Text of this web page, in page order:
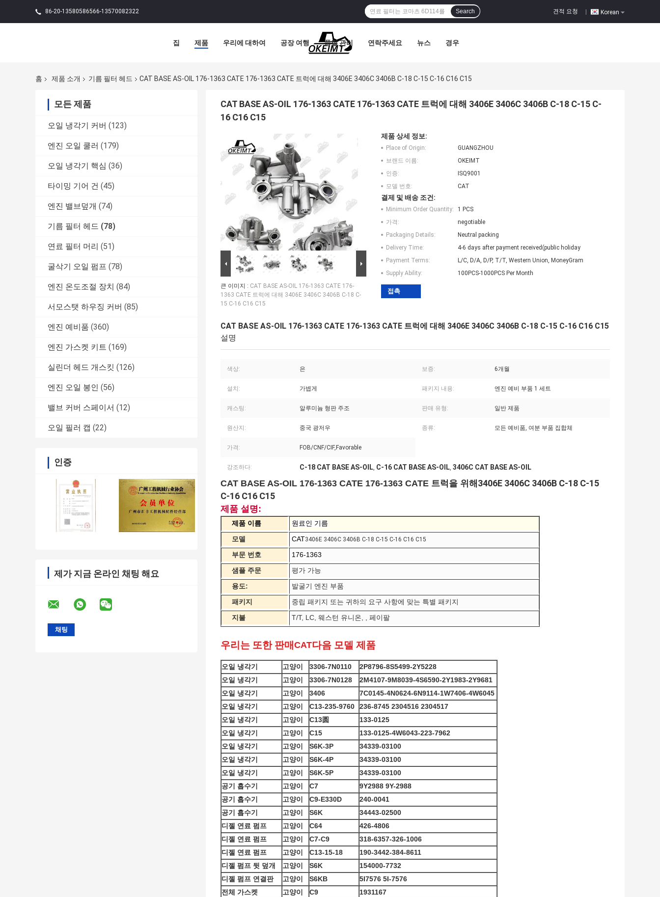
86-20-13580586566-13570082322 Korean
견적 요청
Search
집 제품 우리에 대하여 공장 여행 품질 관리 연락주세요 뉴스 경우
홈 제품 소개 기름 필터 헤드 CAT BASE AS-OIL 176-1363 CATE 176-1363 CATE 트럭에 대해 3406E 3406C 3406B C-18 C-15 C-16 C16 C15
모든 제품
오일 냉각기 커버 (123)
엔진 오일 쿨러 (179)
오일 냉각기 핵심 (36)
타이밍 기어 건 (45)
엔진 밸브덮개 (74)
기름 필터 헤드 (78)
연료 필터 머리 (51)
굴삭기 오일 펌프 (78)
엔진 온도조절 장치 (84)
서모스탯 하우징 커버 (85)
엔진 예비품 (360)
엔진 가스켓 키트 (169)
실린더 헤드 개스킷 (126)
엔진 오일 봉인 (56)
밸브 커버 스페이서 (12)
오일 필러 캡 (22)
인증
제가 지금 온라인 채팅 해요
CAT BASE AS-OIL 176-1363 CATE 176-1363 CATE 트럭에 대해 3406E 3406C 3406B C-18 C-15 C-
16 C16 C15
큰 이미지 : CAT BASE AS-OIL 176-1363 CATE 176-
1363 CATE 트럭에 대해 3406E 3406C 3406B C-18 C-
15 C-16 C16 C15
제품 상세 정보:
Place of Origin:
GUANGZHOU
브랜드 이름:
OKEIMT
인증:
ISQ9001
모델 번호:
CAT
결제 및 배송 조건:
Minimum Order Quantity:
1 PCS
가격:
negotiable
Packaging Details:
Neutral packing
Delivery Time:
4-6 days after payment received(public holiday
Payment Terms:
L/C, D/A, D/P, T/T, Western Union, MoneyGram
Supply Ability:
100PCS-1000PCS Per Month
접촉
CAT BASE AS-OIL 176-1363 CATE 176-1363 CATE 트럭에 대해 3406E 3406C 3406B C-18 C-15 C-16 C16 C15
설명
색상: 은 보증: 6개월
설치: 가볍게 패키지 내용: 엔진 예비 부품 1 세트
캐스팅: 알루미늄 형판 주조 판매 유형: 일반 제품
원산지: 중국 광저우 종류: 모든 예비품, 여분 부품 집합체
가격: FOB/CNF/CIF,Favorable
강조하다: C-18 CAT BASE AS-OIL, C-16 CAT BASE AS-OIL, 3406C CAT BASE AS-OIL
CAT BASE AS-OIL 176-1363 CATE 176-1363 CATE 트럭을 위해 3406E 3406C 3406B C-18 C-15
C-16 C16 C15
제품 설명:
제품 이름
원료인 기름
모델
CAT3406E 3406C 3406B C-18 C-15 C-16 C16 C15
부문 번호
176-1363
샘플 주문
평가 가능
용도:
발굴기 엔진 부품
패키지
중립 패키지 또는 귀하의 요구 사항에 맞는 특별 패키지
지불
T/T, LC, 웨스턴 유니온, , 페이팔
우리는 또한 판매CAT다음 모델 제품
오일 냉각기 고양이 3306-7N0110
2P8796-8S5499-2Y5228
오일 냉각기
고양이 3306-7N0128
2M4107-9M8039-4S6590-2Y1983-2Y9681
오일 냉각기
고양이 3406
7C0145-4N0624-6N9114-1W7406-4W6045
오일 냉각기
고양이 C13-235-9760
236-8745 2304516 2304517
오일 냉각기
고양이 C13圆
133-0125
오일 냉각기
고양이 C15
133-0125-4W6043-223-7962
오일 냉각기
고양이 S6K-3P
34339-03100
오일 냉각기
고양이 S6K-4P
34339-03100
오일 냉각기
고양이 S6K-5P
34339-03100
공기 흡수기
고양이 C7
9Y2988 9Y-2988
공기 흡수기
고양이 C9-E330D
240-0041
공기 흡수기
고양이 S6K
34443-02500
디젤 연료 펌프
고양이 C64
426-4806
디젤 연료 펌프
고양이 C7-C9
318-6357-326-1006
디젤 연료 펌프
고양이 C13-15-18
190-3442-384-8611
디젤 펌프 뒷 덮개
고양이 S6K
154000-7732
디젤 펌프 연결판
고양이 S6KB
5I7576 5I-7576
전체 가스켓
고양이 C9
1931167